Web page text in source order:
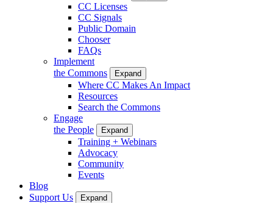
CC Licenses
CC Signals
Public Domain
Chooser
FAQs
Implement
the Commons
Expand
Where CC Makes An Impact
Resources
Search the Commons
Engage
the People
Expand
Training + Webinars
Advocacy
Community
Events
Blog
Support Us
Expand